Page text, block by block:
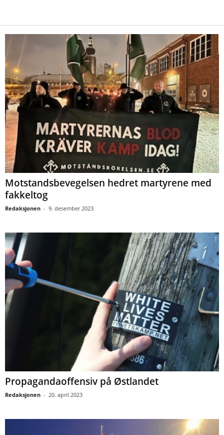
Motstandsbevegelsen hedret martyrene med
fakkeltog
Redaksjonen - 9. desember 2023
Propagandaoffensiv på Østlandet
Redaksjonen - 20. april 2023